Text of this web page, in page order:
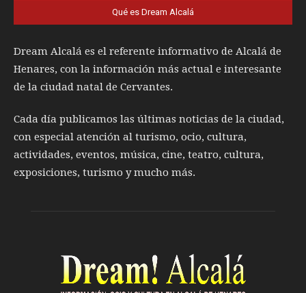
Qué es Dream Alcalá
Dream Alcalá es el referente informativo de Alcalá de
Henares, con la información más actual e interesante
de la ciudad natal de Cervantes.
Cada día publicamos las últimas noticias de la ciudad,
con especial atención al turismo, ocio, cultura,
actividades, eventos, música, cine, teatro, cultura,
exposiciones, turismo y mucho más.